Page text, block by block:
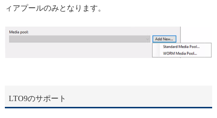
ィアプールのみとなります。
LTO9のサポート